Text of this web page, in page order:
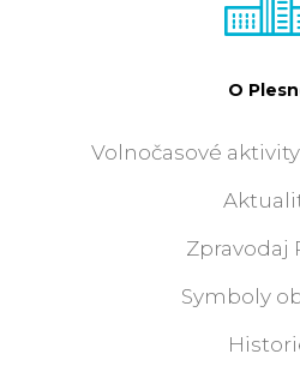
O
Volnočasové
Zpravodaj
Symboly